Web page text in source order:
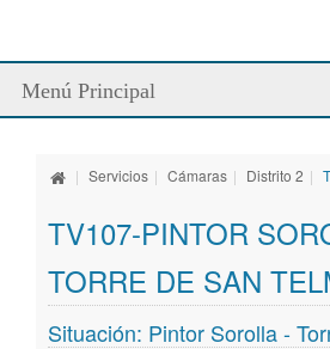
Menú Principal
Líneas de trabajo
| Servicios | Cámaras | Distrito 2 |
TV107-PINTOR
TORRE DE SAN
Situación: Pintor Sorolla -